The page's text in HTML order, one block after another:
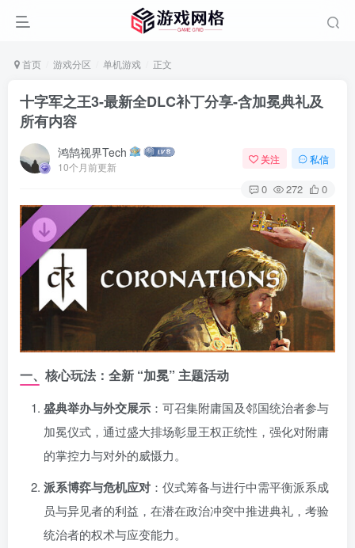
首页 游戏分区 单机游戏 正文
十字军之王3-最新全DLC补丁分享-含加冕典礼及
所有内容
鸿鹄视界Tech
10个月前更新
关注 私信
0 272 0
一、核心玩法：全新 “加冕” 主题活动
盛典举办与外交展示 ：可召集附庸国及邻国统治者参与
加冕仪式，通过盛大排场彰显王权正统性，强化对附庸
的掌控力与对外的威慑力。
派系博弈与危机应对 ：仪式筹备与进行中需平衡派系成
员与异见者的利益，在潜在政治冲突中推进典礼，考验
统治者的权术与应变能力。